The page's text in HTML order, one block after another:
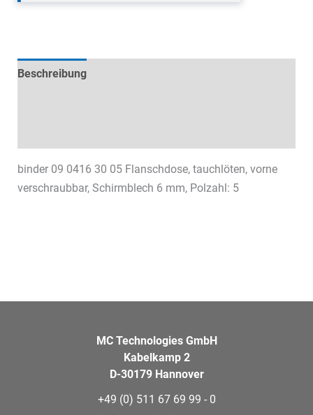
Beschreibung
binder 09 0416 30 05 Flanschdose, tauchlöten, vorne
verschraubbar, Schirmblech 6 mm, Polzahl: 5
MC Technologies GmbH
Kabelkamp 2
D-30179 Hannover
+49 (0) 511 67 69 99 - 0